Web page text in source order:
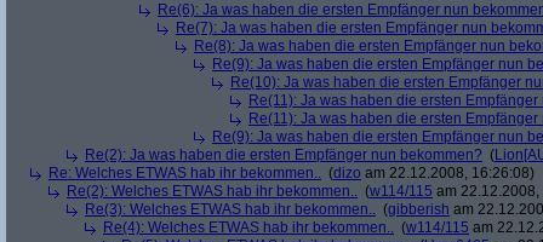
Re(6): Ja was haben die ersten Empfänger nun
Re(7): Ja was haben die ersten Empfänger nun
Re(8): Ja was haben die ersten Empfänger nun
Re(9): Ja was haben die ersten Empfänger nun
Re(10): Ja was haben die ersten Empfänger
Re(11): Ja was haben die ersten
Re(11): Ja was haben die ersten
Re(9): Ja was haben die ersten Empfänger nun
Re(2): Ja was haben die ersten Empfänger nun bekommen? (
Re: Welches ETWAS hab ihr bekommen.. (dizo am 22.12.2008, 16:26:08)
Re(2): Welches ETWAS hab ihr bekommen.. (w114/115 am
Re(3): Welches ETWAS hab ihr bekommen.. (gibberish am
Re(4): Welches ETWAS hab ihr bekommen.. (w114/115 am